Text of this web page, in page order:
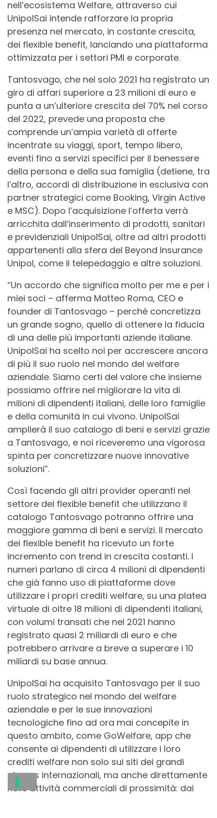
nell’ecosistema Welfare, attraverso cui
UnipolSai intende rafforzare la propria
presenza nel mercato, in costante crescita,
dei flexible benefit, lanciando una piattaforma
ottimizzata per i settori PMI e corporate.
Tantosvago, che nel solo 2021 ha registrato un
giro di affari superiore a 23 milioni di euro e
punta a un’ulteriore crescita del 70% nel corso
del 2022, prevede una proposta che
comprende un’ampia varietà di offerte
incentrate su viaggi, sport, tempo libero,
eventi fino a servizi specifici per il benessere
della persona e della sua famiglia (detiene, tra
l’altro, accordi di distribuzione in esclusiva con
partner strategici come Booking, Virgin Active
e MSC). Dopo l’acquisizione l’offerta verrà
arricchita dall’inserimento di prodotti, sanitari
e previdenziali UnipolSai, oltre ad altri prodotti
appartenenti alla sfera del Beyond Insurance
Unipol, come il telepedaggio e altre soluzioni.
“Un accordo che significa molto per me e per i
miei soci – afferma Matteo Roma, CEO e
founder di Tantosvago – perché concretizza
un grande sogno, quello di ottenere la fiducia
di una delle più importanti aziende italiane.
UnipolSai ha scelto noi per accrescere ancora
di più il suo ruolo nel mondo del welfare
aziendale. Siamo certi del valore che insieme
possiamo offrire nel migliorare la vita di
milioni di dipendenti italiani, delle loro famiglie
e della comunità in cui vivono. UnipolSai
amplierà il suo catalogo di beni e servizi grazie
a Tantosvago, e noi riceveremo una vigorosa
spinta per concretizzare nuove innovative
soluzioni”.
Così facendo gli altri provider operanti nel
settore dei flexible benefit che utilizzano il
catalogo Tantosvago potranno offrire una
maggiore gamma di beni e servizi. Il mercato
dei flexible benefit ha ricevuto un forte
incremento con trend in crescita costanti. I
numeri parlano di circa 4 milioni di dipendenti
che già fanno uso di piattaforme dove
utilizzare i propri crediti welfare, su una platea
virtuale di oltre 18 milioni di dipendenti italiani,
con volumi transati che nel 2021 hanno
registrato quasi 2 miliardi di euro e che
potrebbero arrivare a breve a superare i 10
miliardi su base annua.
UnipolSai ha acquisito Tantosvago per il suo
ruolo strategico nel mondo del welfare
aziendale e per le sue innovazioni
tecnologiche fino ad ora mai concepite in
questo ambito, come GoWelfare, app che
consente ai dipendenti di utilizzare i loro
crediti welfare non solo sui siti dei grandi
players internazionali, ma anche direttamente
nelle attività commerciali di prossimità: dai